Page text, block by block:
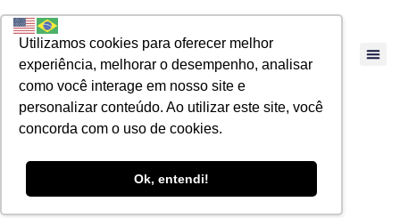
Utilizamos cookies para oferecer melhor
experiência, melhorar o desempenho, analisar
como você interage em nosso site e
personalizar conteúdo. Ao utilizar este site, você
concorda com o uso de cookies.
Ok, entendi!